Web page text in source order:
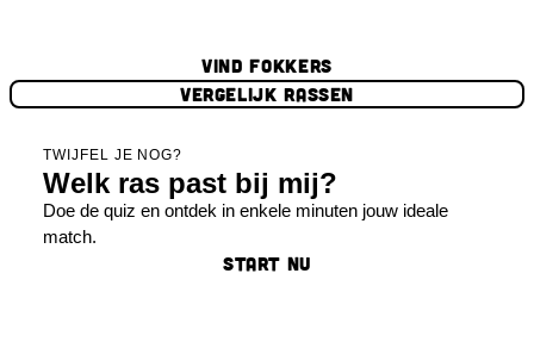
VIND FOKKERS
VERGELIJK RASSEN
TWIJFEL JE NOG?
Welk ras past bij mij?
Doe de quiz en ontdek in enkele minuten jouw ideale
match.
START NU